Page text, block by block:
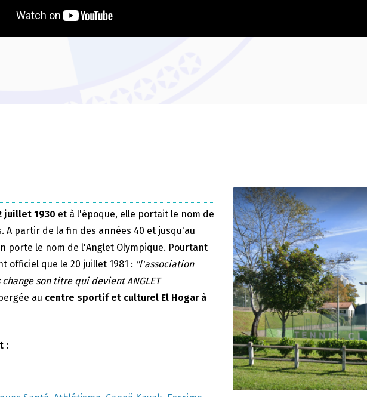
juillet 1930 et à l'époque, elle portait le nom de
partir de la fin des années 40 et jusqu'au
porte le nom de l'Anglet Olympique. Pourtant
officiel que le 20 juillet 1981 : "l'association
son titre qui devient ANGLET
au centre sportif et culturel El Hogar à
: